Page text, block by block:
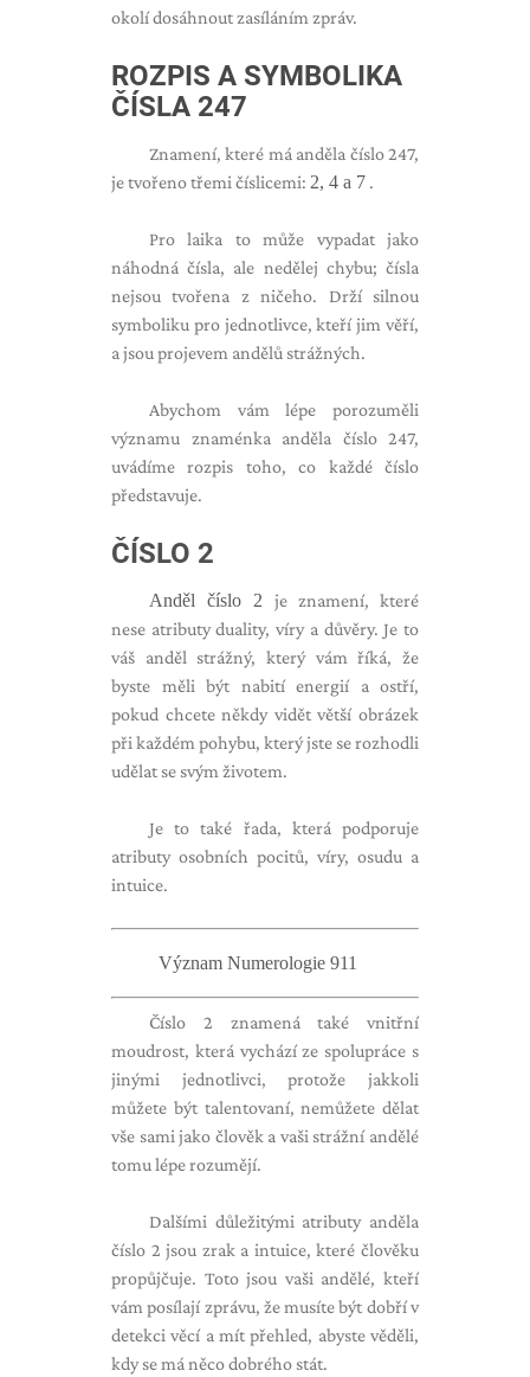
okolí dosáhnout zasíláním zpráv.
ROZPIS A SYMBOLIKA
ČÍSLA 247
Znamení, které má anděla číslo 247,
je tvořeno třemi číslicemi: 2, 4 a 7 .
Pro laika to může vypadat jako
náhodná čísla, ale nedělej chybu; čísla
nejsou tvořena z ničeho. Drží silnou
symboliku pro jednotlivce, kteří jim věří,
a jsou projevem andělů strážných.
Abychom vám lépe porozuměli
významu znaménka anděla číslo 247,
uvádíme rozpis toho, co každé číslo
představuje.
ČÍSLO 2
Anděl číslo 2 je znamení, které
nese atributy duality, víry a důvěry. Je to
váš anděl strážný, který vám říká, že
byste měli být nabití energií a ostří,
pokud chcete někdy vidět větší obrázek
při každém pohybu, který jste se rozhodli
udělat se svým životem.
Je to také řada, která podporuje
atributy osobních pocitů, víry, osudu a
intuice.
Význam Numerologie 911
Číslo 2 znamená také vnitřní
moudrost, která vychází ze spolupráce s
jinými jednotlivci, protože jakkoli
můžete být talentovaní, nemůžete dělat
vše sami jako člověk a vaši strážní andělé
tomu lépe rozumějí.
Dalšími důležitými atributy anděla
číslo 2 jsou zrak a intuice, které člověku
propůjčuje. Toto jsou vaši andělé, kteří
vám posílají zprávu, že musíte být dobří v
detekci věcí a mít přehled, abyste věděli,
kdy se má něco dobrého stát.